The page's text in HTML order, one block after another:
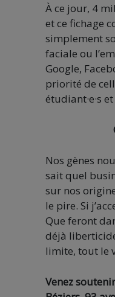
À ce jour, 4
et ce fichage
simplement
faciale ou
Google,
priorité de
étudiant·e·s
Nos gènes
sait quel
sur nos
le pire. Si
Que feront
déjà
limite, tout le
Venez